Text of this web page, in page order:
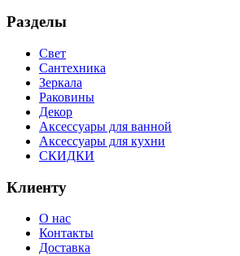
Разделы
Свет
Сантехника
Зеркала
Раковины
Декор
Аксессуары для ванной
Аксессуары для кухни
СКИДКИ
Клиенту
О нас
Контакты
Доставка